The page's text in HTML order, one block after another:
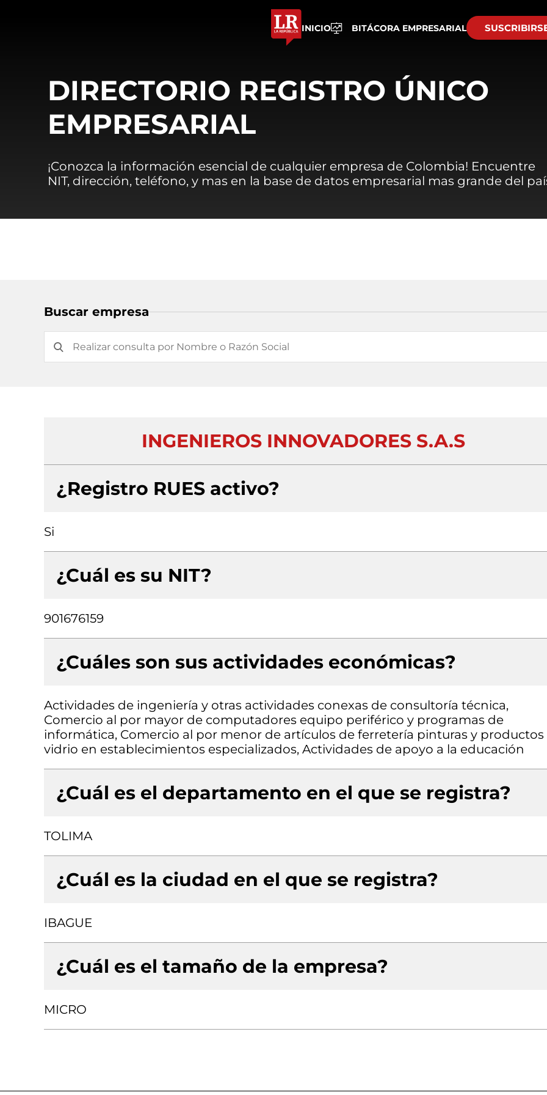
INICIO BITÁCORA EMPRESARIAL
DIRECTORIO REGISTRO ÚNICO
EMPRESARIAL
¡Conozca la información esencial de cualquier empresa de Colombia! Encuentre
NIT, dirección, teléfono, y mas en la base de datos empresarial mas grande del
Buscar empresa
INGENIEROS INNOVADORES S.A.S
¿Registro RUES activo?
Si
¿Cuál es su NIT?
901676159
¿Cuáles son sus actividades económicas?
Actividades de ingeniería y otras actividades conexas de consultoría técnica,
Comercio al por mayor de computadores equipo periférico y programas de
informática, Comercio al por menor de artículos de ferretería pinturas y productos
vidrio en establecimientos especializados, Actividades de apoyo a la educación
¿Cuál es el departamento en el que se registra?
TOLIMA
¿Cuál es la ciudad en el que se registra?
IBAGUE
¿Cuál es el tamaño de la empresa?
MICRO